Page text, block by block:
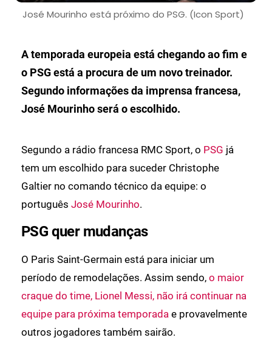
José Mourinho está próximo do PSG. (Icon Sport)
A temporada europeia está chegando ao fim e
o PSG está a procura de um novo treinador.
Segundo informações da imprensa francesa,
José Mourinho será o escolhido.
Segundo a rádio francesa RMC Sport, o PSG já
tem um escolhido para suceder Christophe
Galtier no comando técnico da equipe: o
português José Mourinho.
PSG quer mudanças
O Paris Saint-Germain está para iniciar um
período de remodelações. Assim sendo, o maior
craque do time, Lionel Messi, não irá continuar na
equipe para próxima temporada e provavelmente
outros jogadores também sairão.